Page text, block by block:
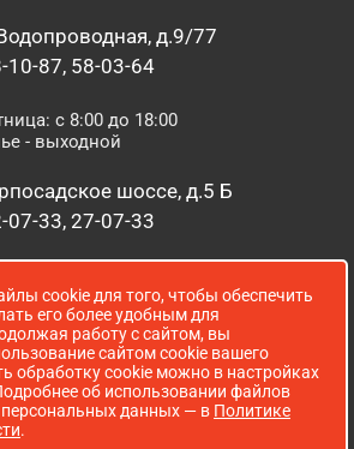
д.9/77
10-87, 58-03-64
с 8:00 до 18:00
- выходной
шоссе, д.5 Б
07-33, 27-07-33
с 8:00 до 16:00
Луначарского, д. 52 А
31
с 8:00 до 18:00
cookie для того, чтобы обеспечить
его более удобным для
работу с сайтом, вы
сайтом cookie вашего
обработку cookie можно в настройках
об использовании файлов
персональных данных — в Политике
.